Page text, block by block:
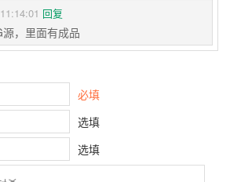
回复
，里面有成品
必填
选填
选填